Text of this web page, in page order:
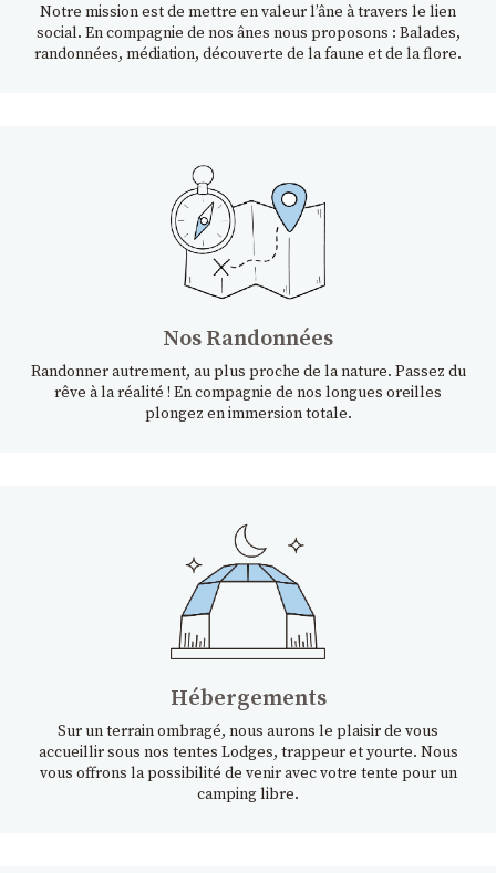
Notre mission est de mettre en valeur l’âne à travers le lien
social. En compagnie de nos ânes nous proposons : Balades,
randonnées, médiation, découverte de la faune et de la flore.
Nos Randonnées
Randonner autrement, au plus proche de la nature. Passez du
rêve à la réalité ! En compagnie de nos longues oreilles
plongez en immersion totale.
Hébergements
Sur un terrain ombragé, nous aurons le plaisir de vous
accueillir sous nos tentes Lodges, trappeur et yourte. Nous
vous offrons la possibilité de venir avec votre tente pour un
camping libre.